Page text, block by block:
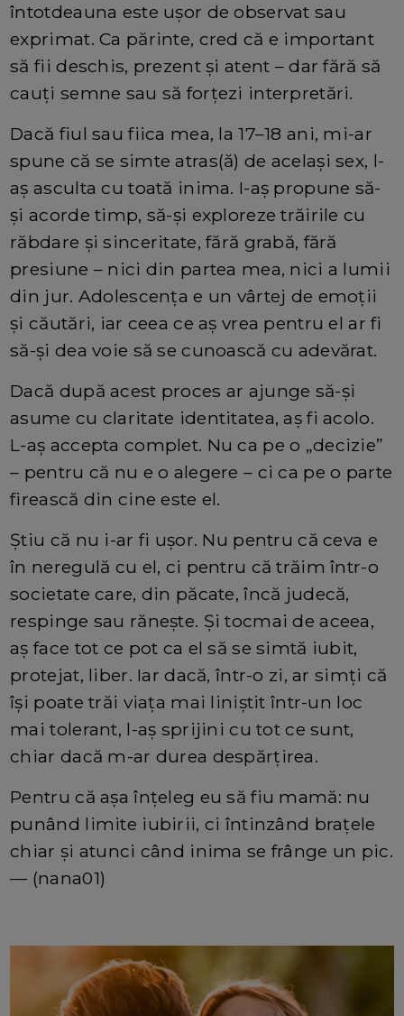
întotdeauna este ușor de observat sau
exprimat. Ca părinte, cred că e important
să fii deschis, prezent și atent – dar fără să
cauți semne sau să forțezi interpretări.
Dacă fiul sau fiica mea, la 17–18 ani, mi-ar
spune că se simte atras(ă) de același sex, l-
aș asculta cu toată inima. I-aș propune să-
și acorde timp, să-și exploreze trăirile cu
răbdare și sinceritate, fără grabă, fără
presiune – nici din partea mea, nici a lumii
din jur. Adolescența e un vârtej de emoții
și căutări, iar ceea ce aș vrea pentru el ar fi
să-și dea voie să se cunoască cu adevărat.
Dacă după acest proces ar ajunge să-și
asume cu claritate identitatea, aș fi acolo.
L-aș accepta complet. Nu ca pe o „decizie”
– pentru că nu e o alegere – ci ca pe o parte
firească din cine este el.
Știu că nu i-ar fi ușor. Nu pentru că ceva e
în neregulă cu el, ci pentru că trăim într-o
societate care, din păcate, încă judecă,
respinge sau rănește. Și tocmai de aceea,
aș face tot ce pot ca el să se simtă iubit,
protejat, liber. Iar dacă, într-o zi, ar simți că
își poate trăi viața mai liniștit într-un loc
mai tolerant, l-aș sprijini cu tot ce sunt,
chiar dacă m-ar durea despărțirea.
Pentru că așa înțeleg eu să fiu mamă: nu
punând limite iubirii, ci întinzând brațele
chiar și atunci când inima se frânge un pic.
— (nana01)